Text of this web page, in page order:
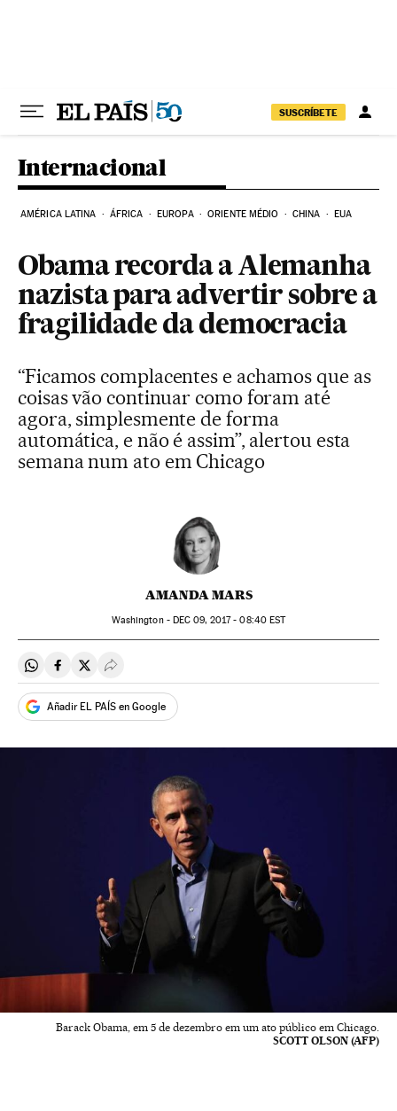
SUSCRÍBETE
Internacional
AMÉRICA LATINA ÁFRICA EUROPA ORIENTE MÉDIO CHINA EUA
Obama recorda a Alemanha
nazista para advertir sobre a
fragilidade da democracia
“Ficamos complacentes e achamos que as
coisas vão continuar como foram até
agora, simplesmente de forma
automática, e não é assim”, alertou esta
semana num ato em Chicago
AMANDA MARS
Washington - DEC 09, 2017 - 08:40EST
Compartir en Whatsapp
Compartir en Facebook
Compartir en Twitter
Desplegar Redes Sociales
Añadir EL PAÍS en Google
Barack Obama, em 5 de dezembro em um ato público em Chicago.
SCOTT OLSON (AFP)